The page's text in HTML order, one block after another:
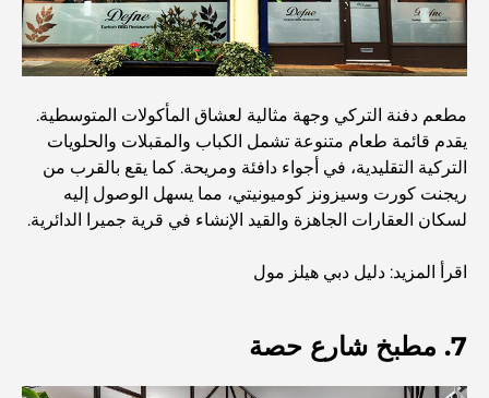
منصات التداول في الإمارات العربية المتحدة: دليل للمستثمرين
العصريين
نادي شاطئ العائلة في دبي: حيث يلتقي المرح بالاسترخاء
أفضل مدارس البكالوريا الدولية في دبي: دليل شامل لأولياء
الأمور
المخطط الرئيسي لتلال دبي: رؤية للحياة المجتمعية العصرية
مطعم دار أوبرا دبي: حيث يلتقي الطعام الفاخر بالثقافة
مطعم دفنة التركي وجهة مثالية لعشاق المأكولات المتوسطية.
يقدم قائمة طعام متنوعة تشمل الكباب والمقبلات والحلويات
التركية التقليدية، في أجواء دافئة ومريحة. كما يقع بالقرب من
ريجنت كورت وسيزونز كوميونيتي، مما يسهل الوصول إليه
لسكان العقارات الجاهزة والقيد الإنشاء في قرية جميرا الدائرية.
اقرأ المزيد: دليل دبي هيلز مول
7. مطبخ شارع حصة